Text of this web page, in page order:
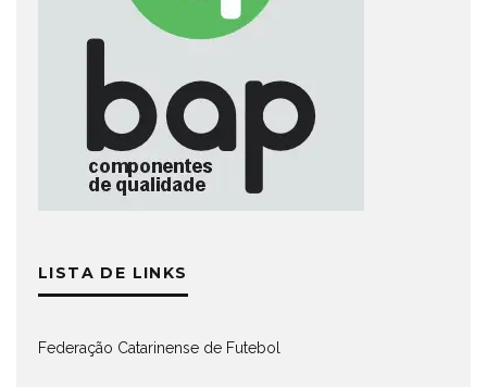
LISTA DE LINKS
Federação Catarinense de Futebol